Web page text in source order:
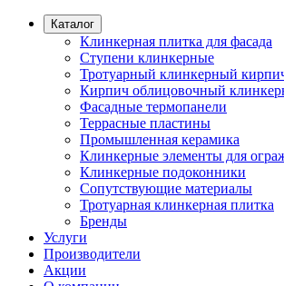
Каталог
Клинкерная плитка для фасада
Ступени клинкерные
Тротуарный клинкерный
Кирпич облицовочный
Фасадные термопанели
Террасные пластины
Промышленная керамика
Клинкерные элементы для
Клинкерные подоконники
Сопутствующие материалы
Тротуарная клинкерная плитка
Бренды
Услуги
Производители
Акции